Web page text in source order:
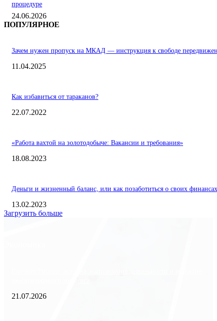
процедуре
24.06.2026
ПОПУЛЯРНОЕ
Зачем нужен пропуск на МКАД — инструкция к свободе
11.04.2025
Как избавиться от тараканов?
22.07.2022
«Работа вахтой на золотодобыче: Вакансии и требования»
18.08.2023
Деньги и жизненный баланс, или как позаботиться о своих финансах
13.02.2023
Загрузить больше
21.07.2026